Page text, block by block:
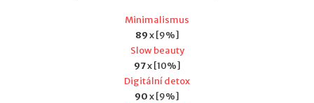
Minimalismus
89x [9%]
Slow beauty
97x [10%]
Digitální detox
90x [9%]